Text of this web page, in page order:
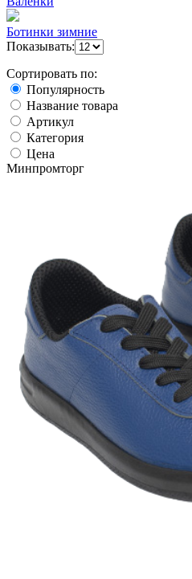
Ботинки зимние
Показывать:
Сортировать по:
Популярность
Название товара
Артикул
Категория
Цена
Минпромторг